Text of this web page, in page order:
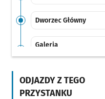
Dworzec Główny
Galeria
Świdnicka
ODJAZDY Z TEGO
PRZYSTANKU